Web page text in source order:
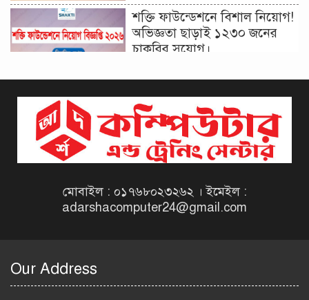
শক্তি ফাউন্ডেশনে বিশাল নিয়োগ!
অভিজ্ঞতা ছাড়াই ১২৩০ জনের
চাকরির সুযোগ।
বিজ্ঞপ্তি ২০২৬ | Taxes Zone
Dinajpur Job Circular 2026
বেসরকারি সংস্থা সেতু (SETU)
Job Circular 2026
মোবাইল : ০১৭৬৮০২৩২৬২ । ইমেইল :
adarshacomputer24@gmail.com
Our Address